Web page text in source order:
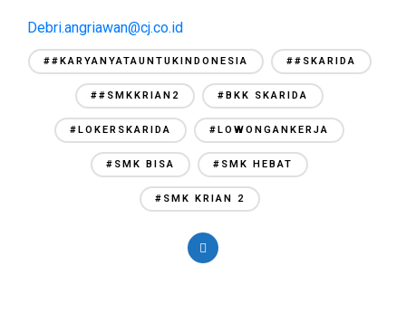
Debri.angriawan@cj.co.id
##KARYANYATAUNTUKINDONESIA ##SKARIDA
##SMKKRIAN2 #BKK SKARIDA
#LOKERSKARIDA #LOWONGANKERJA
#SMK BISA #SMK HEBAT
#SMK KRIAN 2